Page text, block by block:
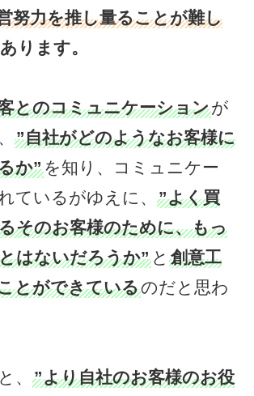
努力を推し量ることが難し
ります。
とのコミュニケーションが
”自社がどのようなお客様に
か”を知り、コミュニケー
ているがゆえに、”よく買
そのお客様のために、もっ
はないだろうか” と創意工
とができているのだと思わ
、”より自社のお客様のお役